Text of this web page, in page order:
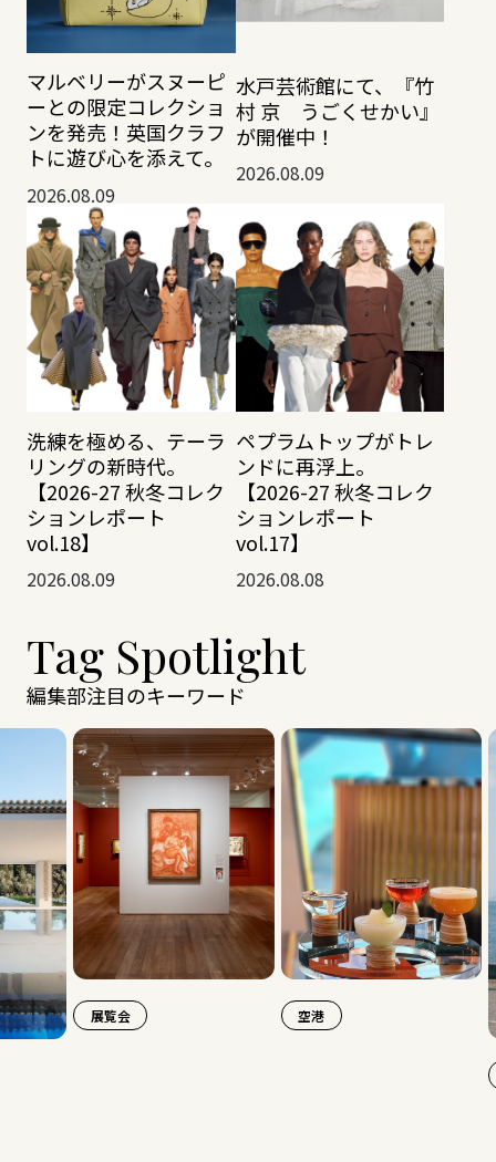
マルベリーがスヌーピ
ーとの限定コレクショ
ンを発売！英国クラフ
トに遊び心を添えて。
2026.08.09
水戸芸術館にて、『竹
村 京 うごくせかい』
が開催中！
2026.08.09
洗練を極める、テーラ
リングの新時代。
【2026-27 秋冬コレク
ションレポート
vol.18】
2026.08.09
ペプラムトップがトレ
ンドに再浮上。
【2026-27 秋冬コレク
ションレポート
vol.17】
2026.08.08
Tag Spotlight
編集部注目のキーワード
展覧会